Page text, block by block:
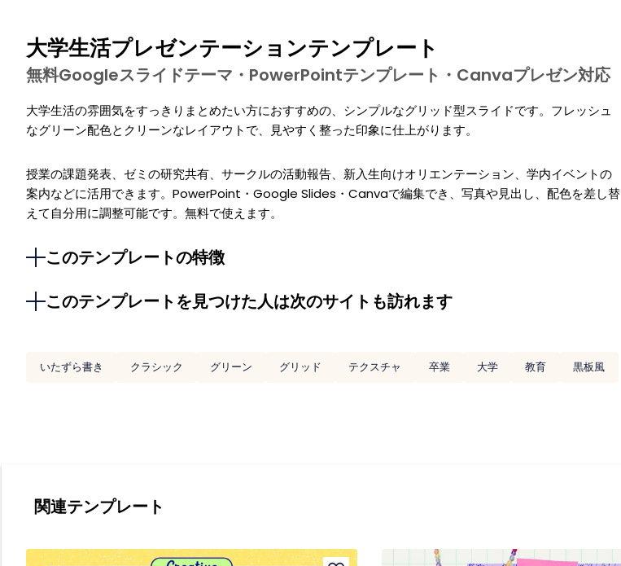
大学生活プレゼンテーションテンプレート
無料Googleスライドテーマ・PowerPointテンプレート・Canvaプレゼン対応
大学生活の雰囲気をすっきりまとめたい方におすすめの、シンプルなグリッド型スライドです。フレッシュ
なグリーン配色とクリーンなレイアウトで、見やすく整った印象に仕上がります。
授業の課題発表、ゼミの研究共有、サークルの活動報告、新入生向けオリエンテーション、学内イベントの
案内などに活用できます。PowerPoint・Google Slides・Canvaで編集でき、写真や見出し、配色を差し替
えて自分用に調整可能です。無料で使えます。
このテンプレートの特徴
このテンプレートを見つけた人は次のサイトも訪れます
いたずら書き クラシック グリーン グリッド テクスチャ 卒業 大学 教育 黒板風
関連テンプレート